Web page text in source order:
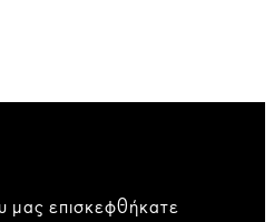
μας επισκεφθήκατε